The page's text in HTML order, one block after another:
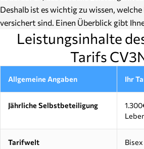
Deshalb ist es wichtig zu wissen,
versichert sind. Einen Überblick gibt
Leistungsinhalte
Tarifs
Allgemeine Angaben Ihr
Jährliche Selbstbeteiligung
Tarifwelt Bisex